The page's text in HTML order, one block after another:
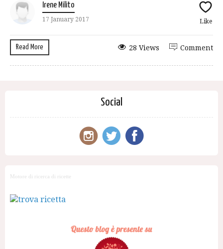
Irene Milito
17 January 2017 Like
Read More Comment
28 Views
Social
Motore di ricerca di ricette